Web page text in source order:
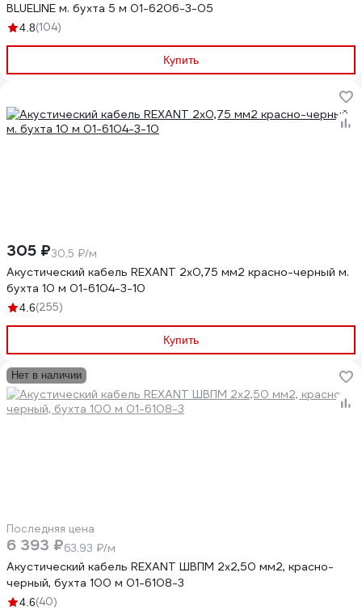
BLUELINE м. бухта 5 м 01-6206-3-05
4.8(104)
Купить
305 ₽30.5 ₽/м
Акустический кабель REXANT 2х0,75 мм2 красно-черный м.
бухта 10 м 01-6104-3-10
4.6(255)
Купить
Нет в наличии
Последняя цена
6 393 ₽63.93 ₽/м
Акустический кабель REXANT ШВПМ 2х2,50 мм2, красно-
черный, бухта 100 м 01-6108-3
4.6(40)